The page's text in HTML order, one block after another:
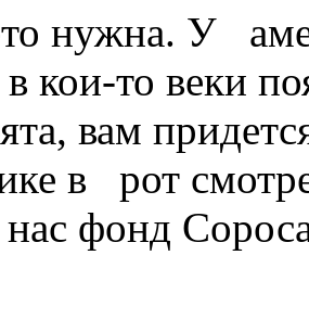
нужна. У
в кои-то веки
вам
в рот
нас фонд